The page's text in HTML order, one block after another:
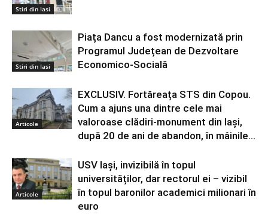
Stiri din Iasi
Stiri din Iasi
Piața Dancu a fost modernizată prin
Programul Județean de Dezvoltare
Economico-Socială
Articole
EXCLUSIV. Fortăreața STS din Copou.
Cum a ajuns una dintre cele mai
valoroase clădiri-monument din Iași,
după 20 de ani de abandon, în mâinile...
Articole
USV Iași, invizibilă în topul
universităților, dar rectorul ei – vizibil
în topul baronilor academici milionari în
euro